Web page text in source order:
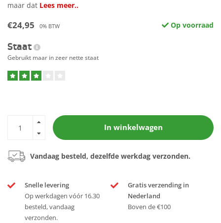
maar dat Lees meer..
€24,95 0% BTW Op voorraad
Staat
Gebruikt maar in zeer nette staat
In winkelwagen
Vandaag besteld, dezelfde werkdag verzonden.
Snelle levering
Op werkdagen vóór 16.30
besteld, vandaag
verzonden.
Gratis verzending in
Nederland
Boven de €100